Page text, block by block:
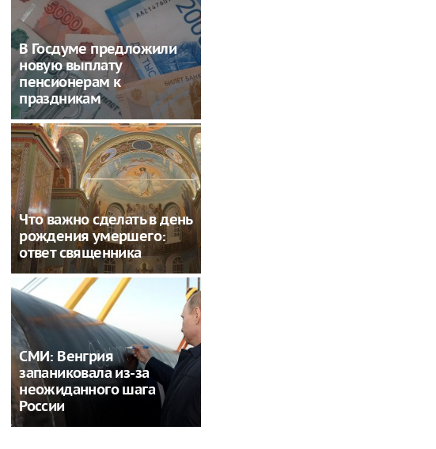
В Госдуме предложили
новую выплату
пенсионерам к
праздникам
Что важно сделать в день
рождения умершего:
ответ священника
СМИ: Венгрия
запаниковала из-за
неожиданного шага
России